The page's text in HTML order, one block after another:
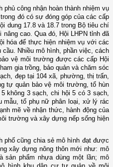
công nhận hoàn thành nhiệm vụ
đó có sự đóng góp của các cấp
dung 17.8 và 18.7 trong Bộ tiêu chí
cao. Qua đó, Hội LHPN tỉnh đã
hóa để thực hiện nhiệm vụ với các
Nhiều mô hình, phần việc, cách
vệ môi trường được các cấp Hội
gia trồng, bảo quản và chăm sóc
đẹp tại 104 xã, phường, thị trấn,
tự quản bảo vệ môi trường, tổ hùn
không 3 sạch, chi hội 5 có 3 sạch,
mẫu, tổ phụ nữ phân loại, xử lý rác
mẽ về nhận thức, hành động của
trường và xây dựng nếp sống hiện
phố cũng chia sẻ mô hình đạt được
xây dựng nông thôn mới như: mô
sản phẩm nhựa dùng một lần; mô